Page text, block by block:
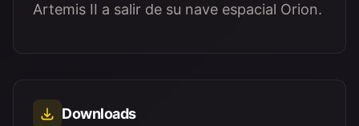
Artemis II a salir de su nave espacial Orion.
Downloads